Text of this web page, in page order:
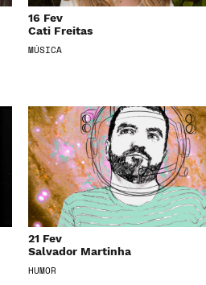
16 Fev
Cati Freitas
MÚSICA
21 Fev
Salvador Martinha
HUMOR